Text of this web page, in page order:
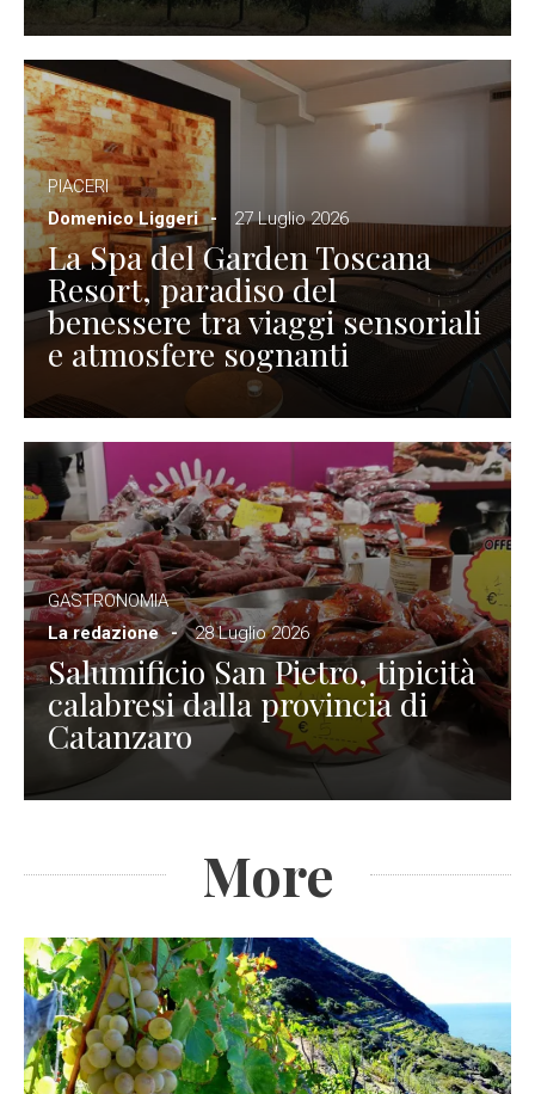
PIACERI
Domenico Liggeri
27 Luglio 2026
La Spa del Garden Toscana
Resort, paradiso del
benessere tra viaggi sensoriali
e atmosfere sognanti
GASTRONOMIA
La redazione
28 Luglio 2026
Salumificio San Pietro, tipicità
calabresi dalla provincia di
Catanzaro
More